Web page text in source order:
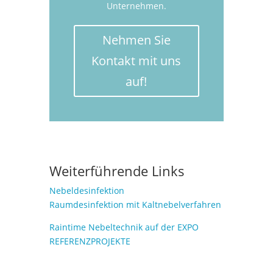
Unternehmen.
Nehmen Sie
Kontakt mit uns
auf!
Weiterführende Links
Nebeldesinfektion
Raumdesinfektion mit Kaltnebelverfahren
Raintime Nebeltechnik auf der EXPO
REFERENZPROJEKTE